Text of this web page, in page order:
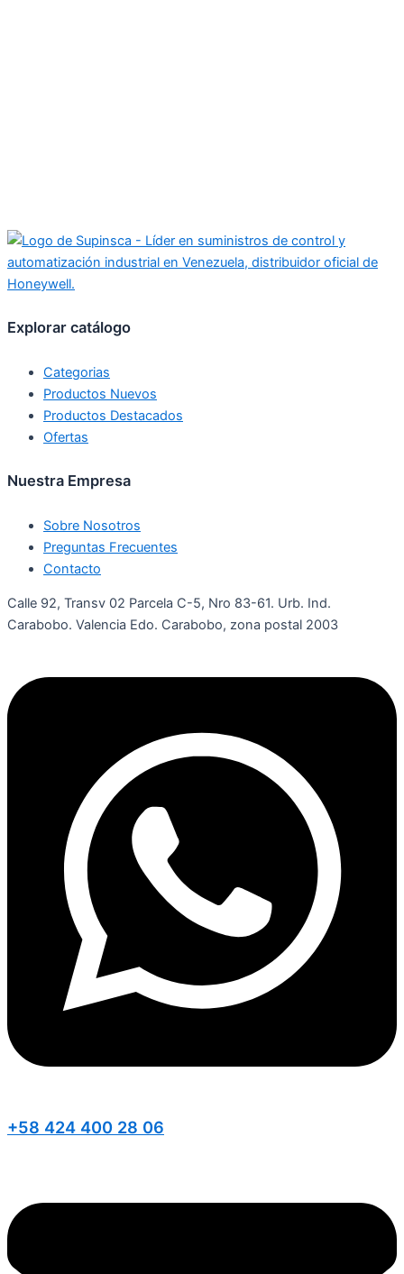
Explorar catálogo
Categorias
Productos Nuevos
Productos Destacados
Ofertas
Nuestra Empresa
Sobre Nosotros
Preguntas Frecuentes
Contacto
Calle 92, Transv 02 Parcela C-5, Nro 83-61. Urb. Ind.
Carabobo. Valencia Edo. Carabobo, zona postal 2003
+58 424 400 28 06